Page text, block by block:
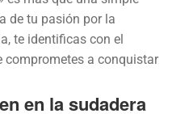
de tu pasión por la
te identificas con el
comprometes a conquistar
en la sudadera